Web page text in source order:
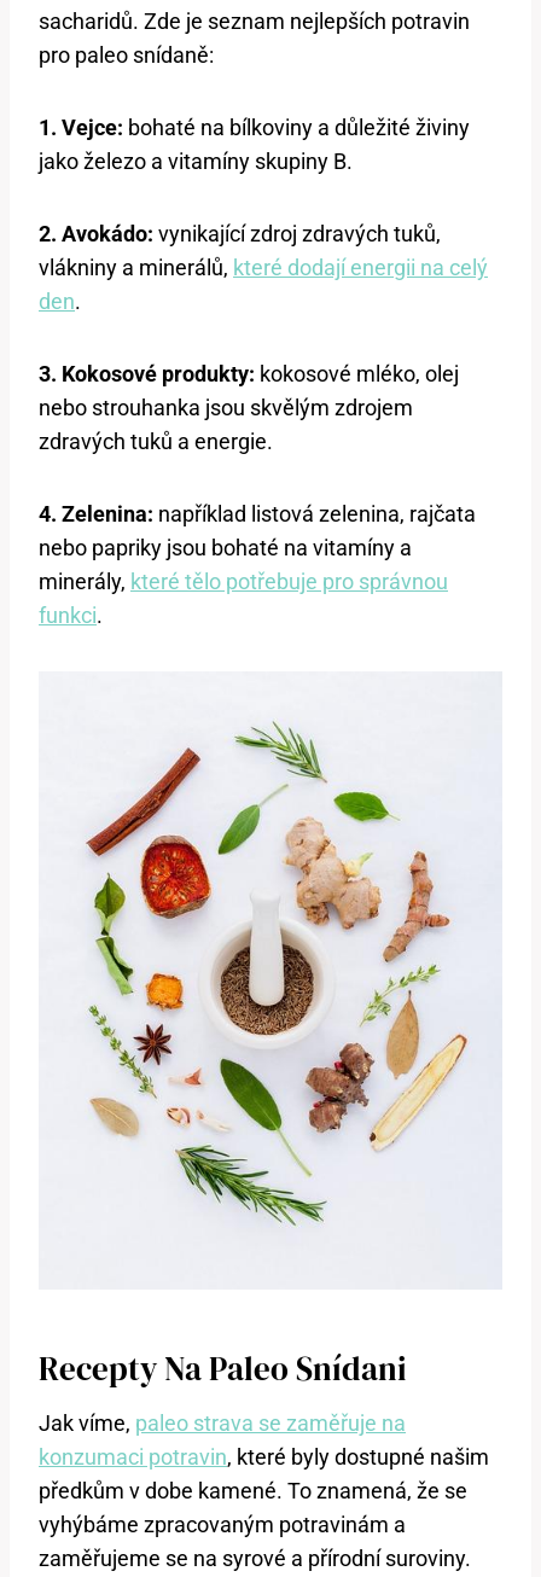
sacharidů. Zde je seznam nejlepších potravin
pro paleo snídaně:
1. Vejce: bohaté na bílkoviny a důležité živiny
jako železo a vitamíny skupiny B.
2. Avokádo: vynikající zdroj zdravých tuků,
vlákniny a minerálů, které dodají energii na celý
den.
3. Kokosové produkty: kokosové mléko, olej
nebo strouhanka jsou skvělým zdrojem
zdravých tuků a energie.
4. Zelenina: například listová zelenina, rajčata
nebo papriky jsou bohaté na vitamíny a
minerály, které tělo potřebuje pro správnou
funkci.
Recepty Na Paleo Snídani
Jak víme, paleo strava se zaměřuje na
konzumaci potravin, které byly dostupné našim
předkům v dobe kamené. To znamená, že se
vyhýbáme zpracovaným potravinám a
zaměřujeme se na syrové a přírodní suroviny.